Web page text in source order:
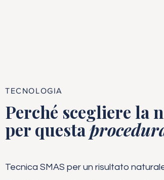
TECNOLOGIA
Perché scegliere la
per questa
Tecnica SMAS per un risultato